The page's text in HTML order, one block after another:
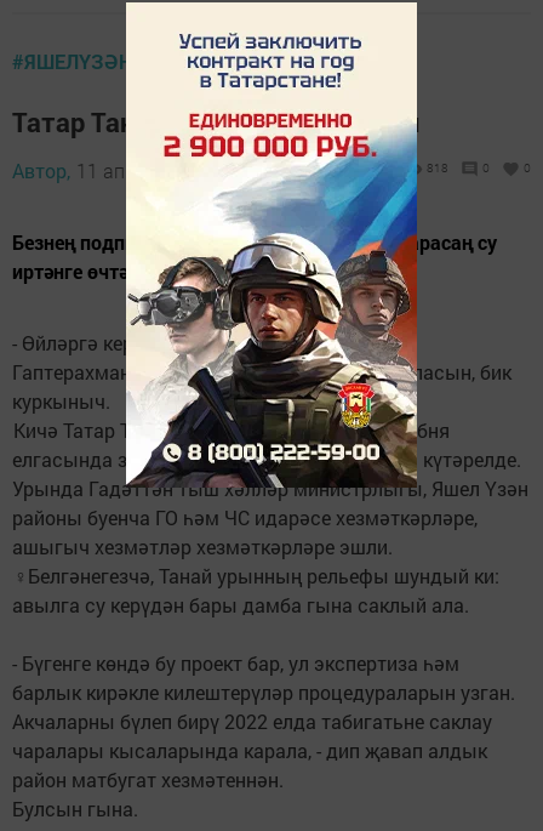
#ЯШЕЛҮЗӘНРАЙОНЫТУГАНАВЫЛЫМ
Татар Танаенда ташу башланды
Автор, 11 апрель 2022 - 12:40 818 0 0
Безнең подписчикларыбыз видеоларына карасаң су
иртәнге өчтән шактый күтәрелгән.
- Өйләргә керә башлады, - ди Рәшит абый
Гаптерахманов. - Бик тиз килә су, Аллаһ сакласын, бик
куркыныч.
Кичә Татар Танаенда техника җәлеп итеп Кубня
елгасында затор бетерелде. Елга 5,1 метрга күтәрелде.
Урында Гадәттән тыш хәлләр министрлыгы, Яшел Үзән
районы буенча ГО һәм ЧС идарәсе хезмәткәрләре,
ашыгыч хезмәтләр хезмәткәрләре эшли.
‍♀Белгәнегезчә, Танай урынның рельефы шундый ки:
авылга су керүдән бары дамба гына саклый ала.
- Бүгенге көндә бу проект бар, ул экспертиза һәм
барлык кирәкле килештерүләр процедураларын узган.
Акчаларны бүлеп бирү 2022 елда табигатьне саклау
чаралары кысаларында карала, - дип җавап алдык
район матбугат хезмәтеннән.
Булсын гына.